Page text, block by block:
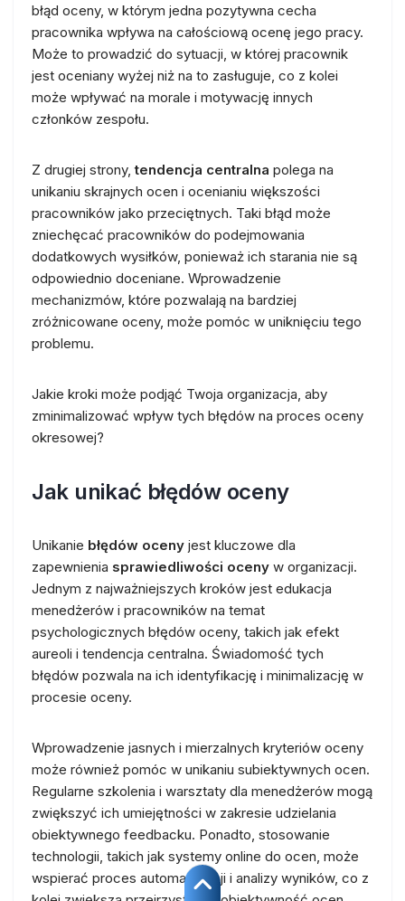
błąd oceny, w którym jedna pozytywna cecha
pracownika wpływa na całościową ocenę jego pracy.
Może to prowadzić do sytuacji, w której pracownik
jest oceniany wyżej niż na to zasługuje, co z kolei
może wpływać na morale i motywację innych
członków zespołu.
Z drugiej strony,tendencja centralna polega na
unikaniu skrajnych ocen i ocenianiu większości
pracowników jako przeciętnych. Taki błąd może
zniechęcać pracowników do podejmowania
dodatkowych wysiłków, ponieważ ich starania nie są
odpowiednio doceniane. Wprowadzenie
mechanizmów, które pozwalają na bardziej
zróżnicowane oceny, może pomóc w uniknięciu tego
problemu.
Jakie kroki może podjąć Twoja organizacja, aby
zminimalizować wpływ tych błędów na proces oceny
okresowej?
Jak unikać błędów oceny
Unikanie błędów oceny jest kluczowe dla
zapewnienia sprawiedliwości oceny w organizacji.
Jednym z najważniejszych kroków jest edukacja
menedżerów i pracowników na temat
psychologicznych błędów oceny, takich jak efekt
aureoli i tendencja centralna. Świadomość tych
błędów pozwala na ich identyfikację i minimalizację w
procesie oceny.
Wprowadzenie jasnych i mierzalnych kryteriów oceny
może również pomóc w unikaniu subiektywnych ocen.
Regularne szkolenia i warsztaty dla menedżerów mogą
zwiększyć ich umiejętności w zakresie udzielania
obiektywnego feedbacku. Ponadto, stosowanie
technologii, takich jak systemy online do ocen, może
wspierać proces automatyzacji i analizy wyników, co z